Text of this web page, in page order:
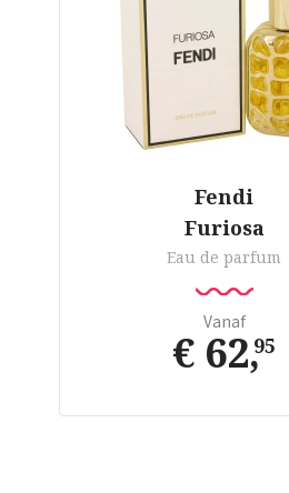
Fendi
Furiosa
Eau de parfum
Vanaf
€ 62,95